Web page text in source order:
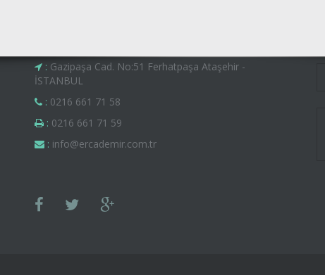
: Gazipaşa Cad. No:51 Ferhatpaşa Ataşehir -
İSTANBUL
: 0216 661 71 58
: 0216 661 71 59
: info@ercademir.com.tr